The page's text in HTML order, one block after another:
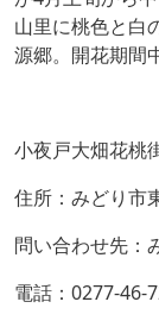
山里に桃色と白
源郷。開花期間
小夜戸大畑花桃
住所：みどり市
問い合わせ先：
電話：0277-46-